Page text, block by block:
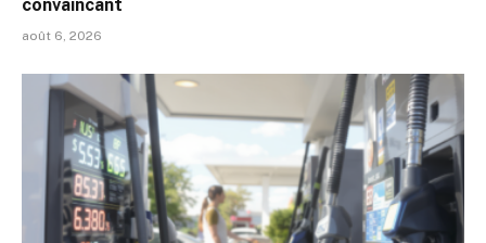
convaincant
août 6, 2026